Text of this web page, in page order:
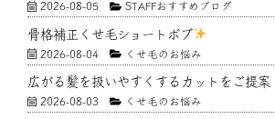
2026-08-05 STAFFおすすめブログ
骨格補正くせ毛ショートボブ
2026-08-04 くせ毛のお悩み
広がる髪を扱いやすくするカットをご提案
2026-08-03 くせ毛のお悩み